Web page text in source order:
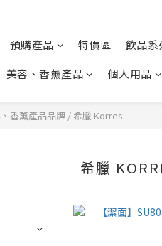
預購產品 特價區 飲品系
美容、香薰產品 個人用品
香薰產品品牌 / 希臘 Korres
希臘